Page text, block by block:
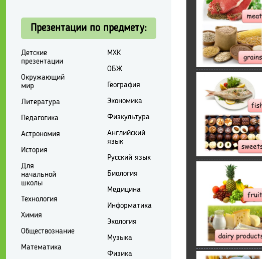
Презентации по предмету:
Детские
презентации
Окружающий
мир
Литература
Педагогика
Астрономия
История
Для
начальной
школы
Технология
Химия
Обществознание
Математика
МХК
ОБЖ
География
Экономика
Физкультура
Английский
язык
Русский язык
Биология
Медицина
Информатика
Экология
Музыка
Физика